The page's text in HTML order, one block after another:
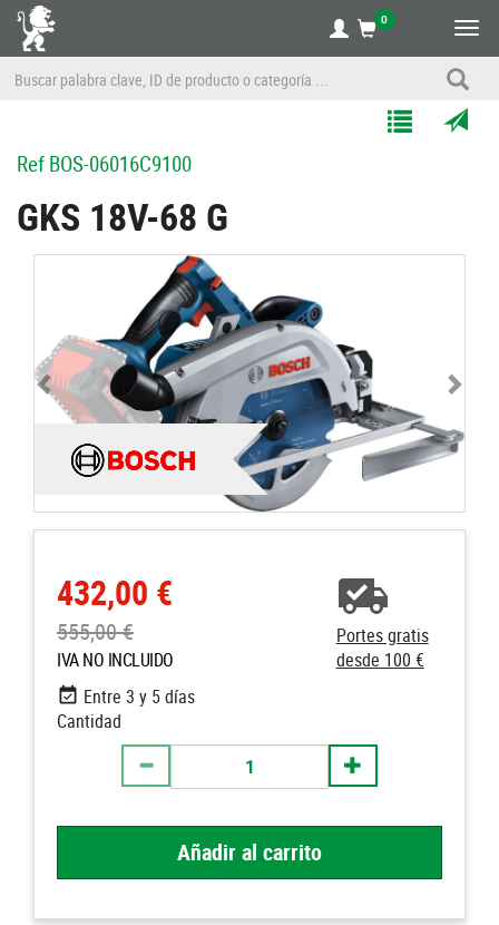
0
un
RefBOS-06016C9100
GKS 18V-68 G
432,00 €
555,00 €
IVA NO INCLUIDO
Portes gratis
desde 100 €
Entre 3 y 5 días
Cantidad
Añadir al carrito